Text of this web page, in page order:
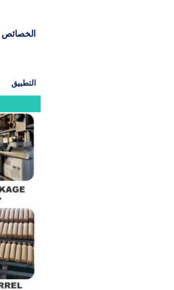
الخصائص
التطبيق